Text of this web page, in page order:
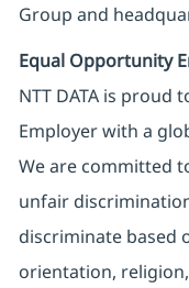
Group and
Equal Opportunity
NTT DATA is proud
Employer with a
We are committed
unfair
discriminate based
orientation,